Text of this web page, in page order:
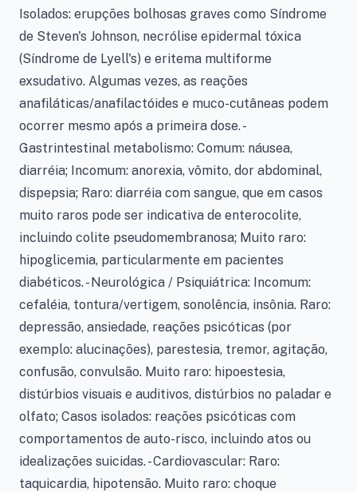
Isolados: erupções bolhosas graves como Síndrome
de Steven's Johnson, necrólise epidermal tóxica
(Síndrome de Lyell's) e eritema multiforme
exsudativo. Algumas vezes, as reações
anafiláticas/anafilactóides e muco-cutâneas podem
ocorrer mesmo após a primeira dose. -
Gastrintestinal metabolismo: Comum: náusea,
diarréia; Incomum: anorexia, vômito, dor abdominal,
dispepsia; Raro: diarréia com sangue, que em casos
muito raros pode ser indicativa de enterocolite,
incluindo colite pseudomembranosa; Muito raro:
hipoglicemia, particularmente em pacientes
diabéticos. - Neurológica / Psiquiátrica: Incomum:
cefaléia, tontura/vertigem, sonolência, insônia. Raro:
depressão, ansiedade, reações psicóticas (por
exemplo: alucinações), parestesia, tremor, agitação,
confusão, convulsão. Muito raro: hipoestesia,
distúrbios visuais e auditivos, distúrbios no paladar e
olfato; Casos isolados: reações psicóticas com
comportamentos de auto-risco, incluindo atos ou
idealizações suicidas. - Cardiovascular: Raro:
taquicardia, hipotensão. Muito raro: choque